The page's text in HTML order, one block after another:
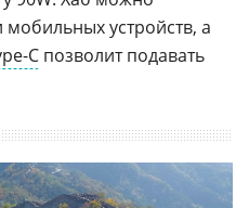
мобильных устройств, а
C позволит подавать